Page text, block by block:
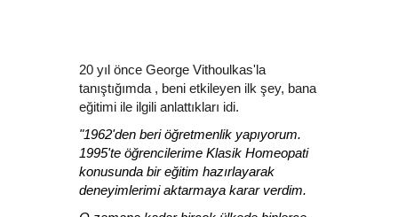
20 yıl önce George Vithoulkas'la
tanıştığımda , beni etkileyen ilk şey, bana
eğitimi ile ilgili anlattıkları idi.
"1962'den beri öğretmenlik yapıyorum.
1995'te öğrencilerime Klasik Homeopati
konusunda bir eğitim hazırlayarak
deneyimlerimi aktarmaya karar verdim.